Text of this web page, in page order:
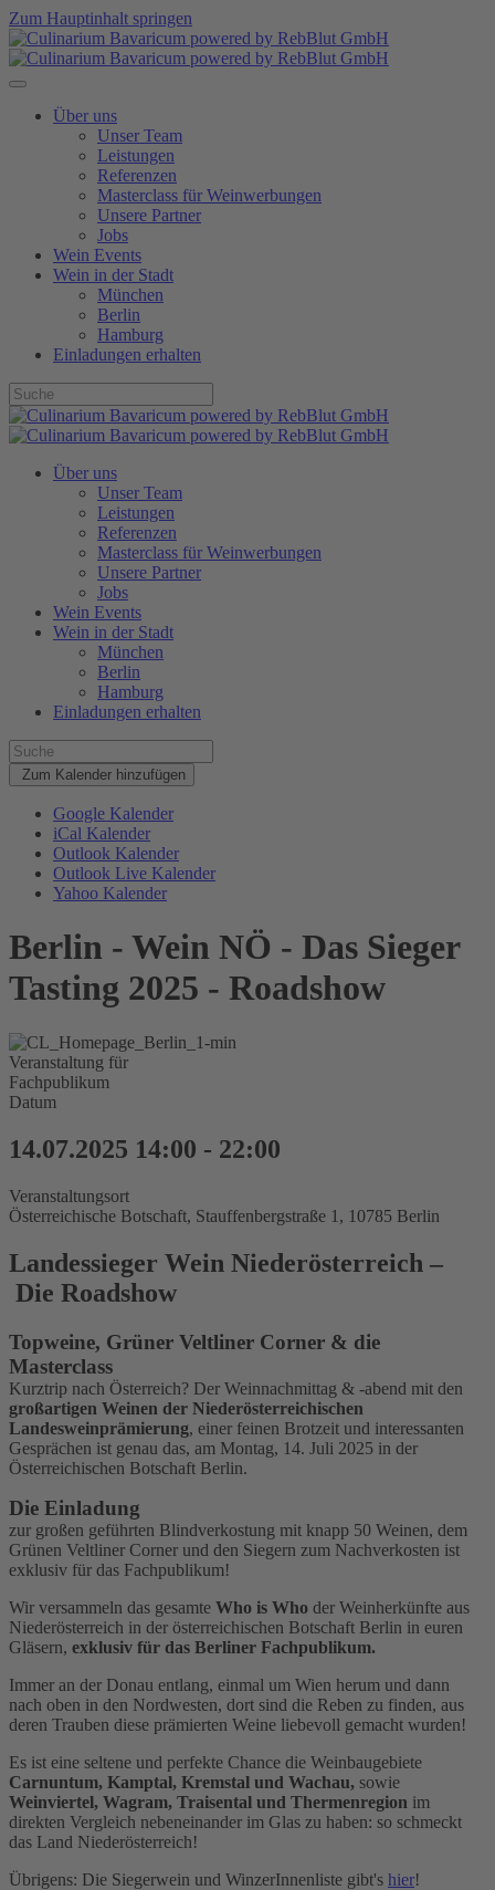
Zum Hauptinhalt springen
Über uns
Unser Team
Leistungen
Referenzen
Masterclass für Weinwerbungen
Unsere Partner
Jobs
Wein Events
Wein in der Stadt
München
Berlin
Hamburg
Einladungen erhalten
Über uns
Unser Team
Leistungen
Referenzen
Masterclass für Weinwerbungen
Unsere Partner
Jobs
Wein Events
Wein in der Stadt
München
Berlin
Hamburg
Einladungen erhalten
Zum Kalender hinzufügen
Google Kalender
iCal Kalender
Outlook Kalender
Outlook Live Kalender
Yahoo Kalender
Berlin - Wein NÖ - Das Sieger
Tasting 2025 - Roadshow
Veranstaltung für
Fachpublikum
Datum
14.07.2025 14:00 - 22:00
Veranstaltungsort
Österreichische Botschaft, Stauffenbergstraße 1, 10785 Berlin
Landessieger Wein Niederösterreich –
Die Roadshow
Topweine, Grüner Veltliner Corner & die
Masterclass
Kurztrip nach Österreich? Der Weinnachmittag & -abend mit den
großartigen Weinen der Niederösterreichischen
Landesweinprämierung, einer feinen Brotzeit und interessanten
Gesprächen ist genau das, am Montag, 14. Juli 2025 in der
Österreichischen Botschaft Berlin.
Die Einladung
zur großen geführten Blindverkostung mit knapp 50 Weinen, dem
Grünen Veltliner Corner und den Siegern zum Nachverkosten ist
exklusiv für das Fachpublikum!
Wir versammeln das gesamte Who is Who der Weinherkünfte aus
Niederösterreich in der österreichischen Botschaft Berlin in euren
Gläsern, exklusiv für das Berliner Fachpublikum.
Immer an der Donau entlang, einmal um Wien herum und dann
nach oben in den Nordwesten, dort sind die Reben zu finden, aus
deren Trauben diese prämierten Weine liebevoll gemacht wurden!
Es ist eine seltene und perfekte Chance die Weinbaugebiete
Carnuntum, Kamptal, Kremstal und Wachau, sowie
Weinviertel, Wagram, Traisental und Thermenregion im
direkten Vergleich nebeneinander im Glas zu haben: so schmeckt
das Land Niederösterreich!
Übrigens: Die Siegerwein und WinzerInnenliste gibt's hier!